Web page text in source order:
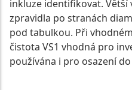
inkluze identifikovat. Větší
zpravidla po stranách
pod tabulkou. Při
čistota VS1 vhodná pro
používána i pro osazení